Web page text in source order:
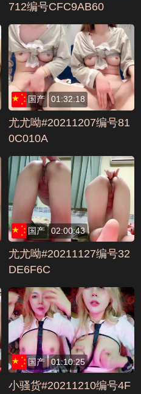
712编号CFC9AB60
国产 01:32:18
尤尤呦#20211207编号81
0C010A
国产 02:00:43
尤尤呦#20211127编号32
DE6F6C
国产 01:10:25
小骚货#20211210编号4F